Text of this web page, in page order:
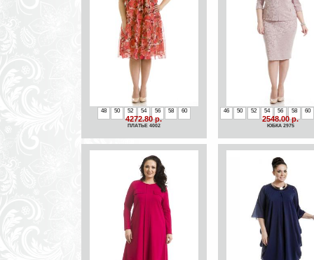
48 50 52 54 56 58 60
4272.80 р.
ПЛАТЬЕ 4002
46 50 52 54 56 58 60
2548.00 р.
ЮБКА 2975